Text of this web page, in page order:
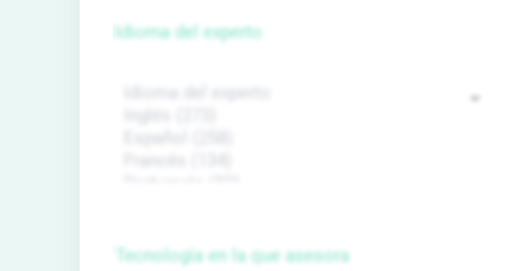
Idioma del experto
Tecnología en la que asesora